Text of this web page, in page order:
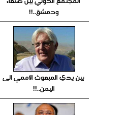
ودمشق..!!
بين يدي المبعوث الأممي الى
اليمن..!!